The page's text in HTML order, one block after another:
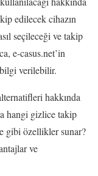
edilecek cihazın
seçileceği ve takip
e-casus.net’in
verilebilir.
hakkında
hangi gizlice takip
gibi özellikler sunar?
ve